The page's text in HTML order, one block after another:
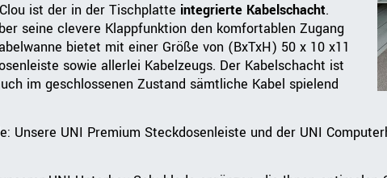
ist der in der Tischplatte integrierte Kabelschacht.
seine clevere Klappfunktion den komfortablen Zugang
bietet mit einer Größe von (BxTxH) 50 x 10 x11
sowie allerlei Kabelzeugs. Der Kabelschacht ist
im geschlossenen Zustand sämtliche Kabel spielend
Unsere UNI Premium Steckdosenleiste und der UNI